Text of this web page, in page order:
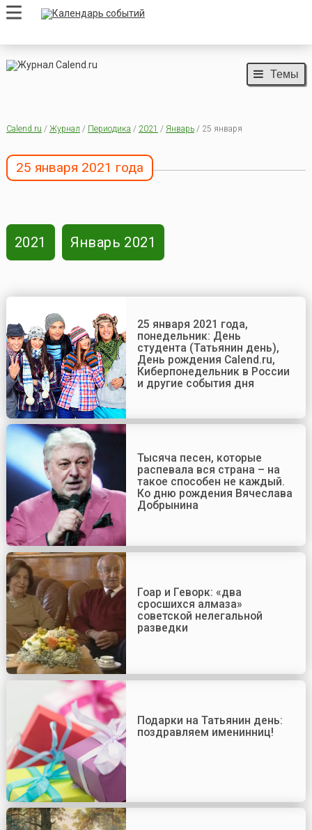
Темы
Calend.ru / Журнал / Периодика / 2021 / Январь/ 25 января
25 января 2021 года
2021 Январь 2021
25 января 2021 года,
понедельник: День
студента (Татьянин день),
День рождения Calend.ru,
Киберпонедельник в России
и другие события дня
Тысяча песен, которые
распевала вся страна – на
такое способен не каждый.
Ко дню рождения Вячеслава
Добрынина
Гоар и Геворк: «два
сросшихся алмаза»
советской нелегальной
разведки
Подарки на Татьянин день:
поздравляем именинниц!